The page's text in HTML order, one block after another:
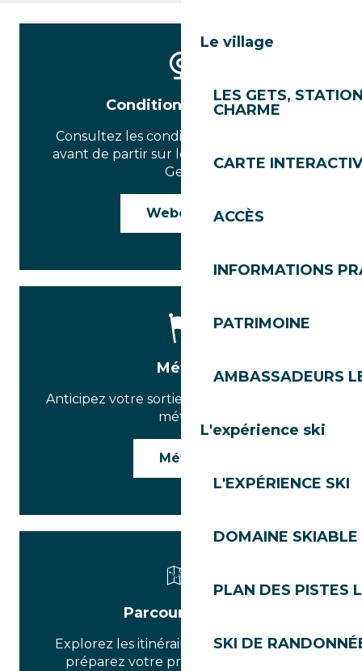
Le village
LES GETS,
CHARME
CARTE
ACCÈS
INFORMATIONS
PATRIMOINE
AMBASSADEURS
L'expérience ski
L'EXPÉRIENCE SKI
DOMAINE SKIABLE
PLAN DES PISTES
SKI DE
Conditions des cols
Consultez les conditions en temps réel
avant de partir sur les routes et cols des
Gets.
Webcams
Météo
Anticipez votre sortie grâce aux prévisions
météo.
Météo
Parcours route
Explorez les itinéraires vélo de route et
préparez votre prochaine ascension